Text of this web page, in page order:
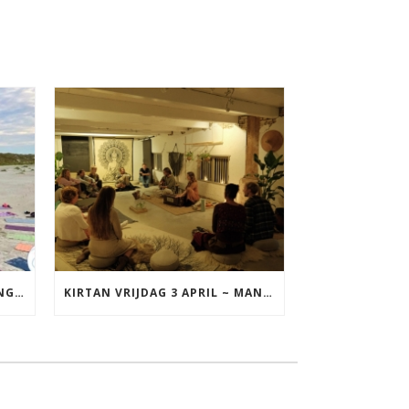
YOGA VAKANTIE TERSCHELLING 17 T/M 19 JULI KIRTAN VRIJDAG 3 APRIL ~ MANTRAZINGEN MET DIEDERICK IN LEEUWARDEN